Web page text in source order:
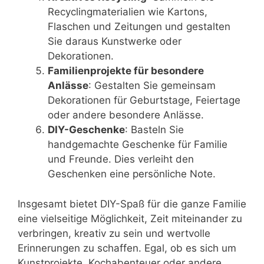
Recyclingmaterialien wie Kartons,
Flaschen und Zeitungen und gestalten
Sie daraus Kunstwerke oder
Dekorationen.
Familienprojekte für besondere
Anlässe: Gestalten Sie gemeinsam
Dekorationen für Geburtstage, Feiertage
oder andere besondere Anlässe.
DIY-Geschenke: Basteln Sie
handgemachte Geschenke für Familie
und Freunde. Dies verleiht den
Geschenken eine persönliche Note.
Insgesamt bietet DIY-Spaß für die ganze Familie
eine vielseitige Möglichkeit, Zeit miteinander zu
verbringen, kreativ zu sein und wertvolle
Erinnerungen zu schaffen. Egal, ob es sich um